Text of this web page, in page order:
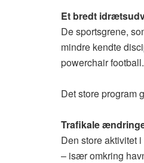
Et bredt
De sportsgrene,
mindre kendte
powerchair football.
Det store program
Trafikale
Den store aktivitet
– især omkring